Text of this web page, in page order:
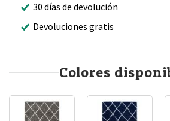
30 días de devolución
Devoluciones gratis
Colores